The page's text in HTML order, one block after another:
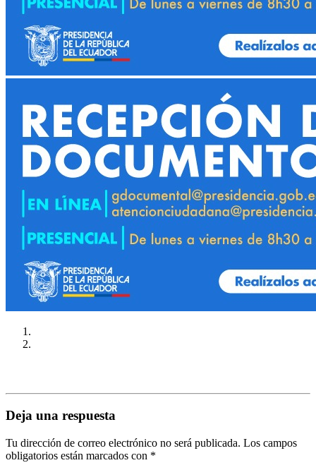
Deja una respuesta
Tu dirección de correo electrónico no será publicada. Los campos
obligatorios están marcados con *